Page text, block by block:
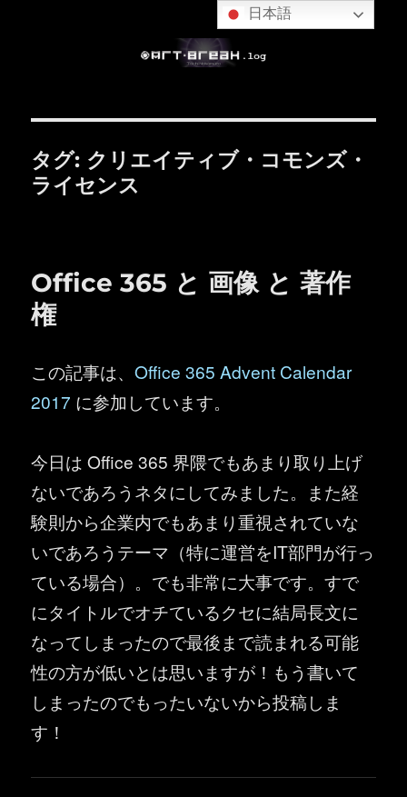
タグ: クリエイティブ・コモンズ・
ライセンス
Office 365 と 画像 と 著作
権
この記事は、Office 365 Advent Calendar
2017 に参加しています。
今日は Office 365 界隈でもあまり取り上げ
ないであろうネタにしてみました。また経
験則から企業内でもあまり重視されていな
いであろうテーマ（特に運営をIT部門が行っ
ている場合）。でも非常に大事です。すで
にタイトルでオチているクセに結局長文に
なってしまったので最後まで読まれる可能
性の方が低いとは思いますが！もう書いて
しまったのでもったいないから投稿しま
す！
日本語